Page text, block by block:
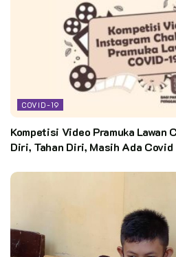
COVID-19
Kompetisi Video Pramuka Lawan
Diri, Tahan Diri, Masih Ada Covid